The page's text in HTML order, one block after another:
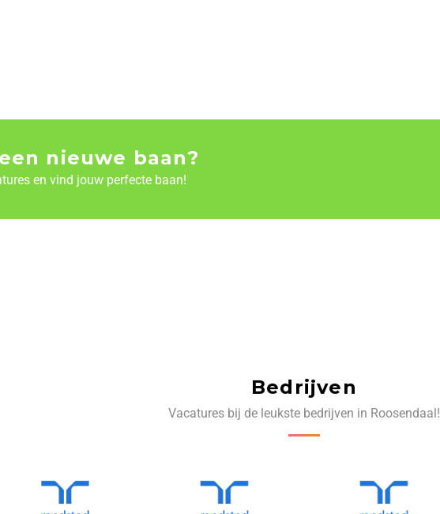
nieuwe baan?
en vind jouw perfecte baan!
Bedrijven
Vacatures bij de leukste bedrijven in Roosendaal!